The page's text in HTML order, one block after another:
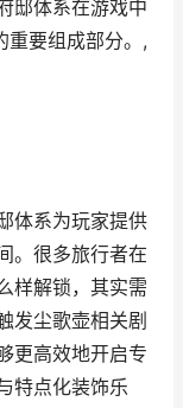
邸体系在游戏中
重要组成部分。,
体系为玩家提供
。很多旅行者在
样解锁，其实需
发尘歌壶相关剧
更高效地开启专
特点化装饰乐